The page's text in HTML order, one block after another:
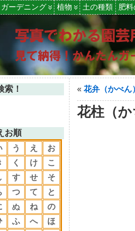
ガーデニング 植物 土の種類 肥
索！
お順
う え
お
く け
こ
す せ
そ
つ て
と
ぬ ね
の
ふ へ
ほ
« 花弁（かべん
花柱（か